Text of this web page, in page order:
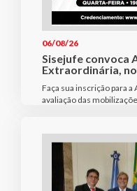
06/08/26
Sisejufe convoca
Extraordinária,
Faça sua inscrição para
avaliação das